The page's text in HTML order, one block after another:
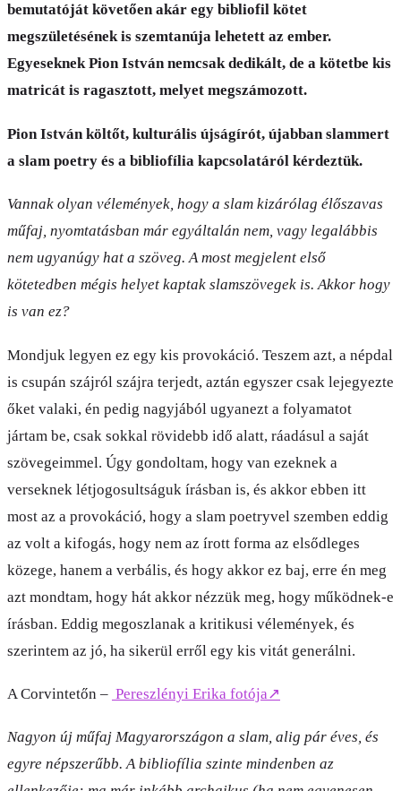
bemutatóját követően akár egy bibliofil kötet
megszületésének is szemtanúja lehetett az ember.
Egyeseknek Pion István nemcsak dedikált, de a kötetbe kis
matricát is ragasztott, melyet megszámozott.
Pion István költőt, kulturális újságírót, újabban slammert
a slam poetry és a bibliofília kapcsolatáról kérdeztük.
Vannak olyan vélemények, hogy a slam kizárólag élőszavas
műfaj, nyomtatásban már egyáltalán nem, vagy legalábbis
nem ugyanúgy hat a szöveg. A most megjelent első
kötetedben mégis helyet kaptak slamszövegek is. Akkor hogy
is van ez?
Mondjuk legyen ez egy kis provokáció. Teszem azt, a népdal
is csupán szájról szájra terjedt, aztán egyszer csak lejegyezte
őket valaki, én pedig nagyjából ugyanezt a folyamatot
jártam be, csak sokkal rövidebb idő alatt, ráadásul a saját
szövegeimmel. Úgy gondoltam, hogy van ezeknek a
verseknek létjogosultságuk írásban is, és akkor ebben itt
most az a provokáció, hogy a slam poetryvel szemben eddig
az volt a kifogás, hogy nem az írott forma az elsődleges
közege, hanem a verbális, és hogy akkor ez baj, erre én meg
azt mondtam, hogy hát akkor nézzük meg, hogy működnek-e
írásban. Eddig megoszlanak a kritikusi vélemények, és
szerintem az jó, ha sikerül erről egy kis vitát generálni.
A Corvintetőn – Pereszlényi Erika fotója↗
Nagyon új műfaj Magyarországon a slam, alig pár éves, és
egyre népszerűbb. A bibliofília szinte mindenben az